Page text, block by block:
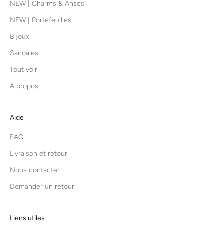
NEW | Charms & Anses
NEW | Portefeuilles
Bijoux
Sandales
Tout voir
À propos
Aide
FAQ
Livraison et retour
Nous contacter
Demander un retour
Liens utiles